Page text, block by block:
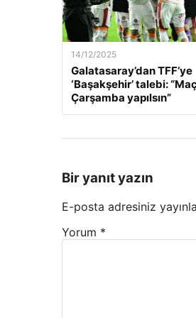
14/12/2025
Galatasaray’dan TFF’ye
‘Başakşehir’ talebi:
Çarşamba yapılsın”
Bir yanıt yazın
E-posta adresiniz
Yorum *